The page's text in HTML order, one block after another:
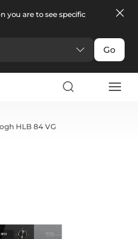
you are to see specific
Go
HLB 84 VG